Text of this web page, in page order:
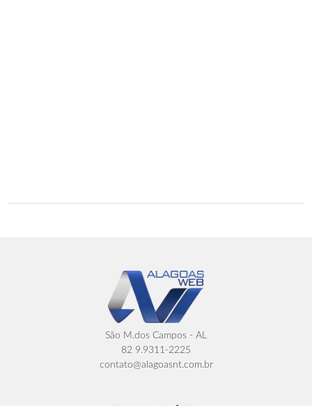
São M.dos Campos - AL
82 9.9311-2225
contato@alagoasnt.com.br